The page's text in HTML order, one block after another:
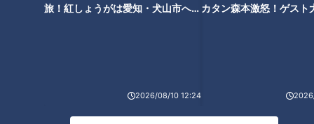
旅！紅しょうがは愛知・犬山市へ
2026/08/10 12:24
カタン森本激怒！ゲスト